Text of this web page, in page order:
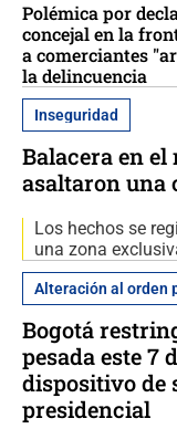
Polémica por
concejal en la
a comerciantes
la delincuencia
Inseguridad
Balacera en el
asaltaron una
Los hechos se
una zona
Alteración al orden
Bogotá
pesada este 7
dispositivo de
presidencial